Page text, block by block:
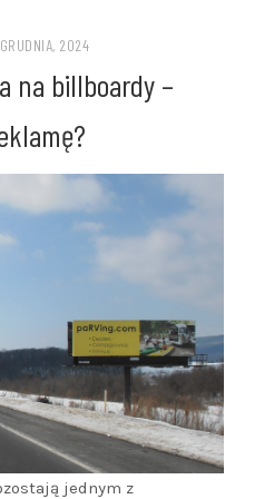
2024
na billboardy –
jednym z